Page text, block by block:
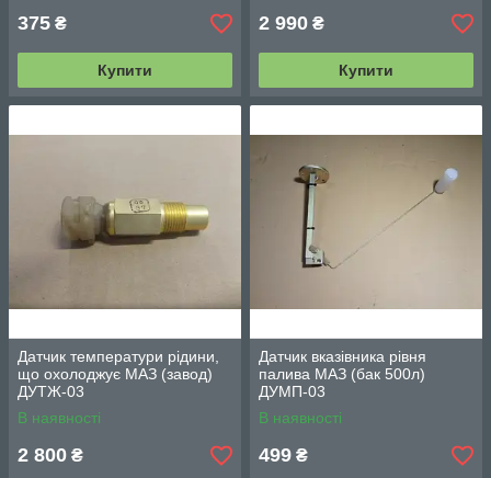
375 ₴
Купити
2 990 ₴
Купити
Датчик температури рідини,
що охолоджує МАЗ (завод)
ДУТЖ-03
В наявності
2 800 ₴
Датчик вказівника рівня
палива МАЗ (бак 500л)
ДУМП-03
В наявності
499 ₴